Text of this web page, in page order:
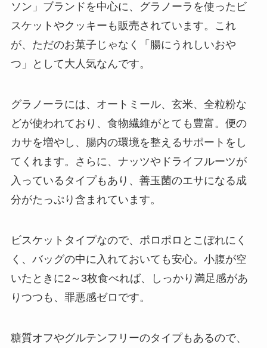
ソン」ブランドを中心に、グラノーラを使ったビ
スケットやクッキーも販売されています。これ
が、ただのお菓子じゃなく「腸にうれしいおや
つ」として大人気なんです。
グラノーラには、オートミール、玄米、全粒粉な
どが使われており、食物繊維がとても豊富。便の
カサを増やし、腸内の環境を整えるサポートをし
てくれます。さらに、ナッツやドライフルーツが
入っているタイプもあり、善玉菌のエサになる成
分がたっぷり含まれています。
ビスケットタイプなので、ポロポロとこぼれにく
く、バッグの中に入れておいても安心。小腹が空
いたときに2～3枚食べれば、しっかり満足感があ
りつつも、罪悪感ゼロです。
糖質オフやグルテンフリーのタイプもあるので、